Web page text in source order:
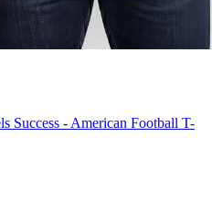
Success - American Football T-